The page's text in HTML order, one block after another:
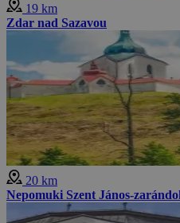
19 km
Zdar nad Sazavou
20 km
Nepomuki Szent János-